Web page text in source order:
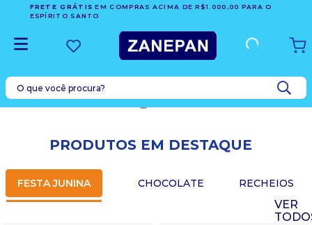
FRETE GRÁTIS EM COMPRAS ACIMA DE R$1.000,00 PARA O
ESPÍRITO SANTO
PRODUTOS EM DESTAQUE
FESTA JUNINA CHOCOLATE RECHEIOS
VER